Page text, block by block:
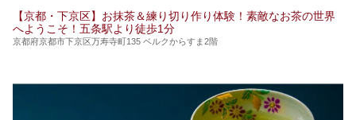
【京都・下京区】お抹茶＆練り切り作り体験！素敵なお茶の世界
へようこそ！五条駅より徒歩1分
京都府京都市下京区万寿寺町135 ベルクからすま2階